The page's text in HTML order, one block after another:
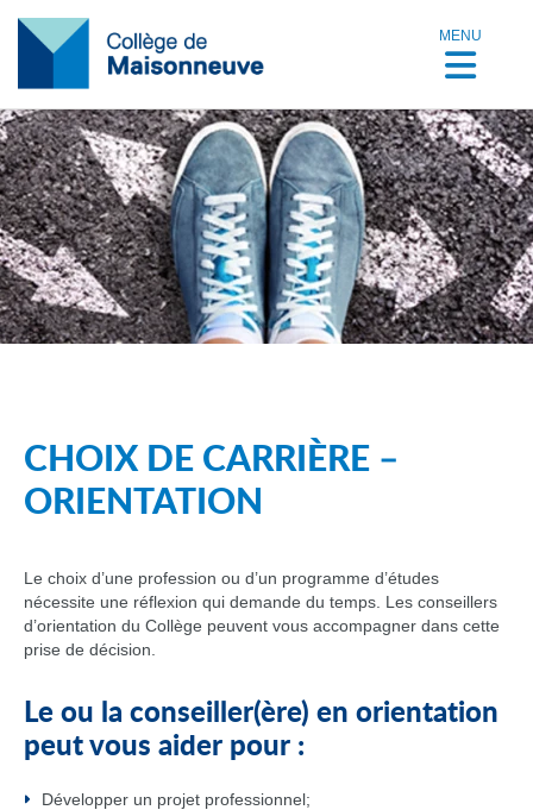
MENU
CHOIX DE CARRIÈRE –
ORIENTATION
Le choix d’une profession ou d’un programme d’études
nécessite une réflexion qui demande du temps. Les conseillers
d’orientation du Collège peuvent vous accompagner dans cette
prise de décision.
Le ou la conseiller(ère) en orientation
peut vous aider pour :
Développer un projet professionnel;